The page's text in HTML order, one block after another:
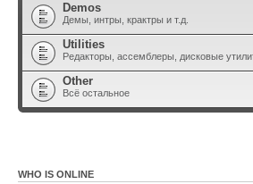
Demos
Демы, интры, крактры и т.д.
Utilities
Редакторы, ассемблеры, дисковые
Other
Всё остальное
WHO IS ONLINE